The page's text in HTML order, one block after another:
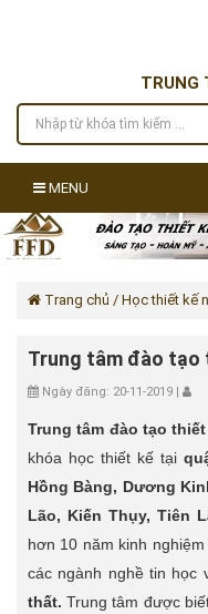
TRUNG
MENU
Trang chủ / Học thiết kế
Trung tâm đào tạo
Ngày đăng: 20-11-2019 |
Trung tâm đào tạo
khóa học thiết kế tại
Hồng Bàng, Dương
Lão, Kiến Thụy, Tiên
hơn 10 năm kinh
các ngành nghề tin học
thất. Trung tâm được